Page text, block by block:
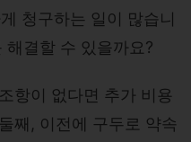
청구하는 일이 많습니
해결할 수 있을까요?
항이 없다면 추가 비용
째, 이전에 구두로 약속